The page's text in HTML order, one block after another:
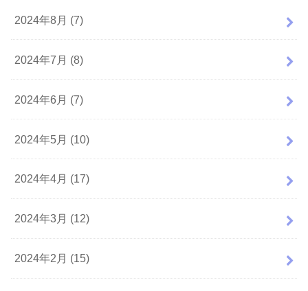
2024年8月 (7)
2024年7月 (8)
2024年6月 (7)
2024年5月 (10)
2024年4月 (17)
2024年3月 (12)
2024年2月 (15)